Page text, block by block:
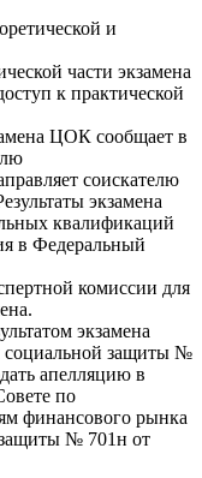
и
части экзамена
к практической
ЦОК сообщает в
соискателю
экзамена
квалификаций
в Федеральный
комиссии для
экзамена
социальной защиты №
апелляцию в
по
финансового рынка
№ 701н от